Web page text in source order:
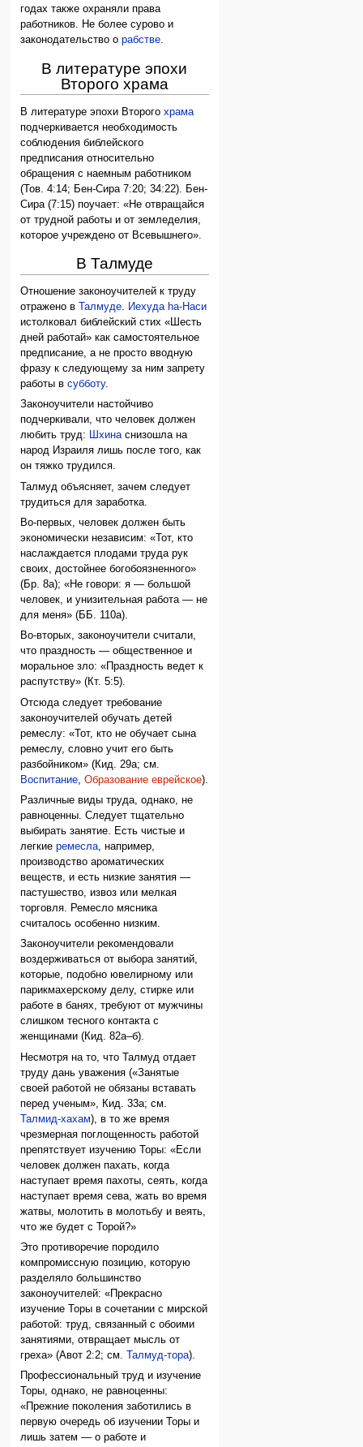
годах также охраняли права
работников. Не более сурово и
законодательство орабстве.
В литературе эпохи
Второго храма
В литературе эпохи Второгохрама
подчеркивается необходимость
соблюдения библейского
предписания относительно
обращения с наемным работником
(Тов. 4:14; Бен-Сира 7:20; 34:22). Бен-
Сира (7:15) поучает: «Не отвращайся
от трудной работы и от земледелия,
которое учреждено от Всевышнего».
В Талмуде
Отношение законоучителей к труду
отражено в
Талмуде. Иехуда hа-Наси
истолковал библейский стих «Шесть
дней работай» как самостоятельное
предписание, а не просто вводную
фразу к следующему за ним запрету
работы всубботу.
Законоучители настойчиво
подчеркивали, что человек должен
любить труд: Шхинаснизошла на
народ Израиля лишь после того, как
он тяжко трудился.
Талмуд объясняет, зачем следует
трудиться для заработка.
Во-первых, человек должен быть
экономически независим: «Тот, кто
наслаждается плодами труда рук
своих, достойнее богобоязненного»
(Бр. 8а); «Не говори: я — большой
человек, и унизительная работа — не
для меня» (ББ. 110а).
Во-вторых, законоучители считали,
что праздность — общественное и
моральное зло: «Праздность ведет к
распутству» (Кт. 5:5).
Отсюда следует требование
законоучителей обучать детей
ремеслу: «Тот, кто не обучает сына
ремеслу, словно учит его быть
разбойником» (Кид. 29а; см.
Воспитание ,Образование еврейское).
Различные виды труда, однако, не
равноценны. Следует тщательно
выбирать занятие. Есть чистые и
легкиеремесла, например,
производство ароматических
веществ, и есть низкие занятия —
пастушество, извоз или мелкая
торговля. Ремесло мясника
считалось особенно низким.
Законоучители рекомендовали
воздерживаться от выбора занятий,
которые, подобно ювелирному или
парикмахерскому делу, стирке или
работе в банях, требуют от мужчины
слишком тесного контакта с
женщинами (Кид. 82а–б).
Несмотря на то, что Талмуд отдает
труду дань уважения («Занятые
своей работой не обязаны вставать
перед ученым», Кид. 33а; см.
Талмид-хахам), в то же время
чрезмерная поглощенность работой
препятствует изучению Торы: «Если
человек должен пахать, когда
наступает время пахоты, сеять, когда
наступает время сева, жать во время
жатвы, молотить в молотьбу и веять,
что же будет с Торой?»
Это противоречие породило
компромиссную позицию, которую
разделяло большинство
законоучителей: «Прекрасно
изучение Торы в сочетании с мирской
работой: труд, связанный с обоими
занятиями, отвращает мысль от
греха» (Авот 2:2; см.
Талмуд-тора).
Профессиональный труд и изучение
Торы, однако, не равноценны:
«Прежние поколения заботились в
первую очередь об изучении Торы и
лишь затем — о работе и